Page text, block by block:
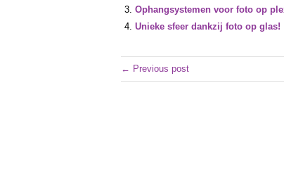
Ophangsystemen voor foto op
Unieke sfeer dankzij foto op glas!
← Previous post